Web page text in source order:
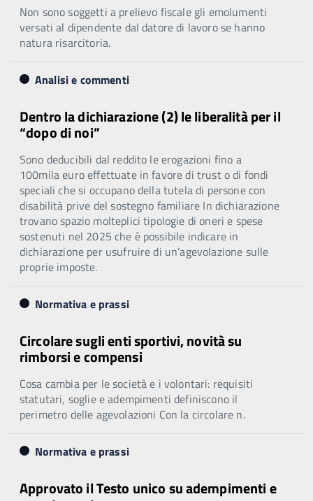
Non sono soggetti a prelievo fiscale gli emolumenti
versati al dipendente dal datore di lavoro se hanno
natura risarcitoria.
Analisi e commenti
Dentro la dichiarazione (2) le liberalità per il
“dopo di noi”
Sono deducibili dal reddito le erogazioni fino a
100mila euro effettuate in favore di trust o di fondi
speciali che si occupano della tutela di persone con
disabilità prive del sostegno familiare In dichiarazione
trovano spazio molteplici tipologie di oneri e spese
sostenuti nel 2025 che è possibile indicare in
dichiarazione per usufruire di un’agevolazione sulle
proprie imposte.
Normativa e prassi
Circolare sugli enti sportivi, novità su
rimborsi e compensi
Cosa cambia per le società e i volontari: requisiti
statutari, soglie e adempimenti definiscono il
perimetro delle agevolazioni Con la circolare n.
Normativa e prassi
Approvato il Testo unico su adempimenti e